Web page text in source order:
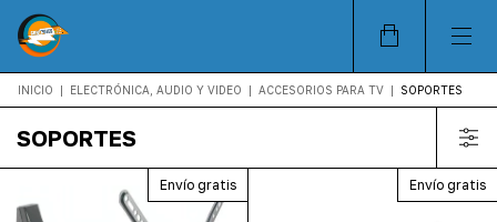
INICIO | ELECTRÓNICA, AUDIO Y VIDEO | ACCESORIOS PARA TV | SOPORTES
SOPORTES
Envío gratis Envío gratis